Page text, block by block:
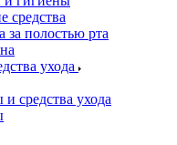
средства
за полостью рта
ухода
средства ухода